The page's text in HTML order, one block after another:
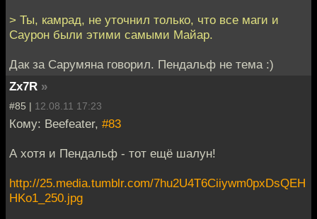
> Ты, камрад, не уточнил только, что все маги и
Саурон были этими самыми Майар.
Дак за Сарумяна говорил. Пендальф не тема :)
Zx7R »
#85 | 12.08.11 17:23
Кому: Beefeater, #83
А хотя и Пендальф - тот ещё шалун!
http://25.media.tumblr.com/7hu2U4T6Ciiywm0pxDsQEH
HKo1_250.jpg